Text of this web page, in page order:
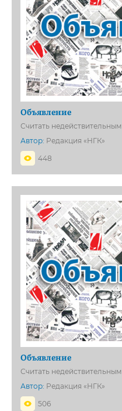
Объявление
Считать недействительным
Автор: Редакция «НГК»
448
Объявление
Считать недействительным
Автор: Редакция «НГК»
506